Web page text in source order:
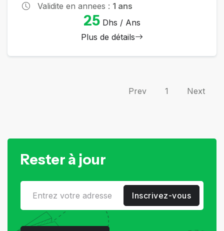
Validite en annees : 1 ans
25 Dhs / Ans
Plus de détails
Prev 1 Next
Rester à jour
Inscrivez-vous